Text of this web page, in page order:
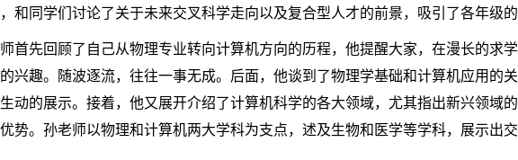
和同学们讨论了关于未来交叉科学走向以及复合型人才的前景，吸引了各年级
首先回顾了自己从物理专业转向计算机方向的历程，他提醒大家，在漫长的求
兴趣。随波逐流，往往一事无成。后面，他谈到了物理学基础和计算机应用的
动的展示。接着，他又展开介绍了计算机科学的各大领域，尤其指出新兴领域
优势。孙老师以物理和计算机两大学科为支点，述及生物和医学等学科，展示出